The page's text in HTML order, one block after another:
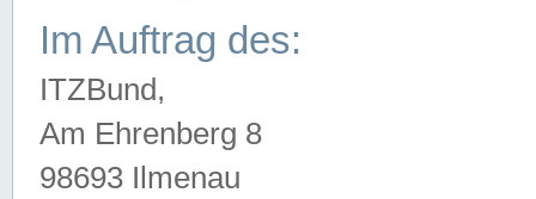
Im Auftrag des:
ITZBund,
Am Ehrenberg 8
98693 Ilmenau